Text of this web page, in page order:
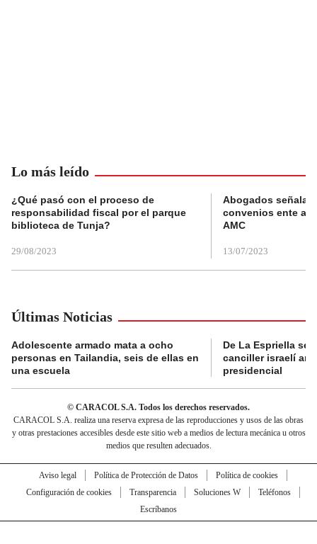
Lo más leído
¿Qué pasó con el proceso de
responsabilidad fiscal por el parque
biblioteca de Tunja?
29/08/2023
Abogados
convenios ente
AMC
13/07/2023
Últimas Noticias
Adolescente armado mata a ocho
personas en Tailandia, seis de ellas en
una escuela
De La Espriella se
canciller israelí
presidencial
© CARACOL S.A. Todos los derechos reservados.
CARACOL S.A. realiza una reserva expresa de las reproducciones y usos de las obras
y otras prestaciones accesibles desde este sitio web a medios de lectura mecánica u otros
medios que resulten adecuados.
Aviso legal Política de Protección de Datos
Política de cookies
Configuración de cookies
Transparencia Soluciones W
Teléfonos
Escríbanos